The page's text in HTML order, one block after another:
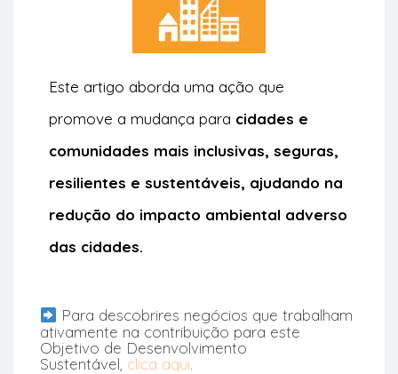
Este artigo aborda uma ação que
promove a mudança para cidades e
comunidades mais inclusivas, seguras,
resilientes e sustentáveis, ajudando na
redução do impacto ambiental adverso
das cidades.
Para descobrires negócios que trabalham
ativamente na contribuição para este
Objetivo de Desenvolvimento
Sustentável, clica aqui